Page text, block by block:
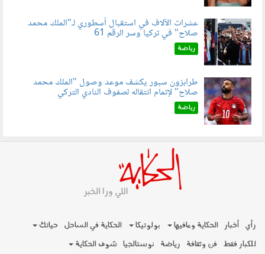
050803.jpg
عشرات الآلاف في استقبال أسطوري لـ"الملك محمد
صلاح" في تركيا وسر الرقم 61
رياضة
050801.jpg
طرابزون سبور يكشف موعد وصول "الملك محمد
صلاح" لإتمام انتقاله لصفوف النادي التركي
رياضة
رأي أخبار الحكاية ومافيها بولوتيكا الحكاية في الساحل
حياتك
للكبار فقط فن وثقافة رياضة نوستالجيا شوف الحكاية